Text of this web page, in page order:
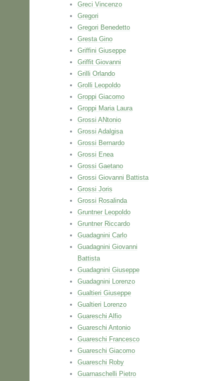
Greci Vincenzo
Gregori
Gregori Benedetto
Gresta Gino
Griffini Giuseppe
Griffit Giovanni
Grilli Orlando
Grolli Leopoldo
Groppi Giacomo
Groppi Maria Laura
Grossi ANtonio
Grossi Adalgisa
Grossi Bernardo
Grossi Enea
Grossi Gaetano
Grossi Giovanni Battista
Grossi Joris
Grossi Rosalinda
Gruntner Leopoldo
Gruntner Riccardo
Guadagnini Carlo
Guadagnini Giovanni
Battista
Guadagnini Giuseppe
Guadagnini Lorenzo
Gualtieri Giuseppe
Gualtieri Lorenzo
Guareschi Alfio
Guareschi Antonio
Guareschi Francesco
Guareschi Giacomo
Guareschi Roby
Guarnaschelli Pietro